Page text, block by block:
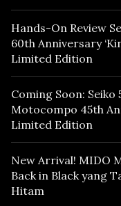
Hands-On Review
60th Anniversary
Limited Edition
Coming Soon: Seiko
Motocompo 45th
Limited Edition
New Arrival! MIDO
Back in Black yang
Hitam